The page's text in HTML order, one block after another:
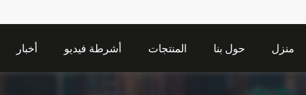
منزل حول بنا المنتجات أشرطة فيديو أخبار